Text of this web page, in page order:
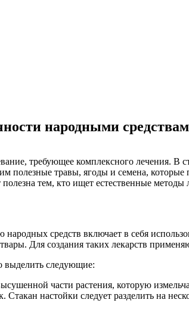
народными
требующее комплексного лечения.
полезные травы, ягоды и семена,
тем, кто ищет естественные
средств включает в себя
Для создания таких лекарств
выделить следующие:
части растения, которую
настойки следует разделить на